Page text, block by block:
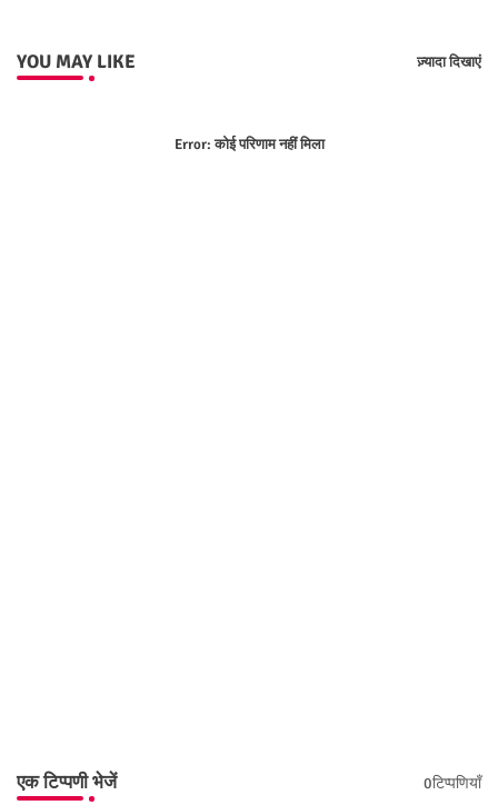
YOU MAY LIKE ज़्यादा दिखाएं
Error:कोई परिणाम नहीं मिला
एक टिप्पणी भेजें 0टिप्पणियाँ